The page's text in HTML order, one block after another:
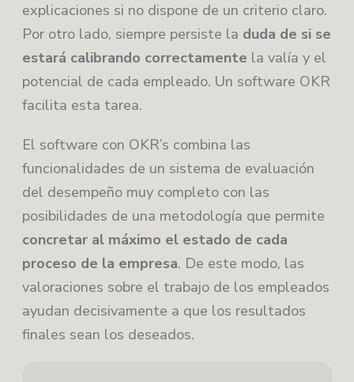
explicaciones si no dispone de un criterio claro.
Por otro lado, siempre persiste la duda de si se
estará calibrando correctamente la valía y el
potencial de cada empleado. Un software OKR
facilita esta tarea.
El software con OKR’s combina las
funcionalidades de un sistema de evaluación
del desempeño muy completo con las
posibilidades de una metodología que permite
concretar al máximo el estado de cada
proceso de la empresa. De este modo, las
valoraciones sobre el trabajo de los empleados
ayudan decisivamente a que los resultados
finales sean los deseados.